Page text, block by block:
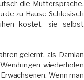
die Muttersprache.
zu Hause Schlesisch
kostet, sie selbst
gelernt, als Damian
wiederholen
Wenn man